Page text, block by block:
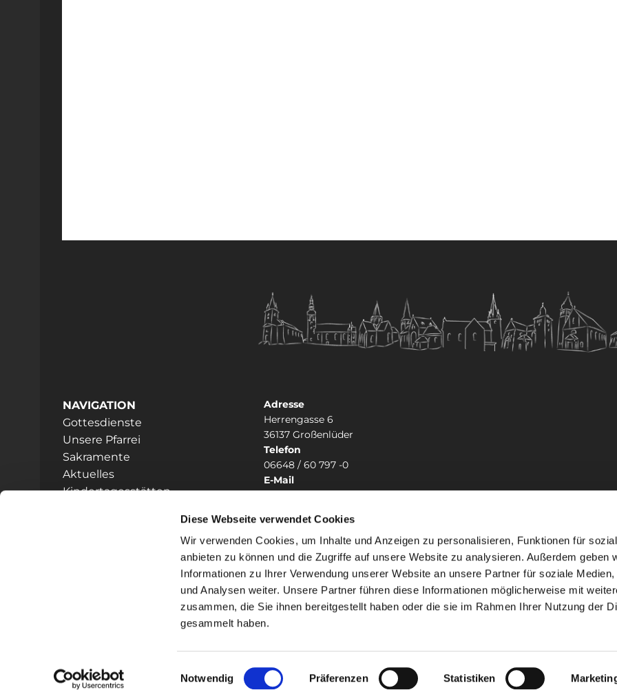
Diese Webseite verwendet Cookies
Wir verwenden Cookies, um Inhalte und Anzeigen zu personalisieren, Funktionen für
anbieten zu können und die Zugriffe auf unsere Website zu analysieren. Außerdem geben
Informationen zu Ihrer Verwendung unserer Website an unsere Partner für soziale Medien,
und Analysen weiter. Unsere Partner führen diese Informationen möglicherweise mit
zusammen, die Sie ihnen bereitgestellt haben oder die sie im Rahmen Ihrer Nutzung der
gesammelt haben.
Einwilligungsauswahl
Notwendig Präferenzen Statistiken
NAVIGATION
Gottesdienste
Unsere Pfarrei
Sakramente
Aktuelles
Kindertagesstätten
Adresse
Herrengasse 6
36137 Großenlüder
Telefon
06648 / 60 797 -0
E-Mail
heilig-kreuz.grossenlueder@bistum-fulda.de
Impressum Datenschutzerklärung ChurchDesk-